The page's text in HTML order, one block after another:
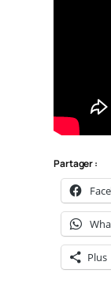
Partager :
Plus